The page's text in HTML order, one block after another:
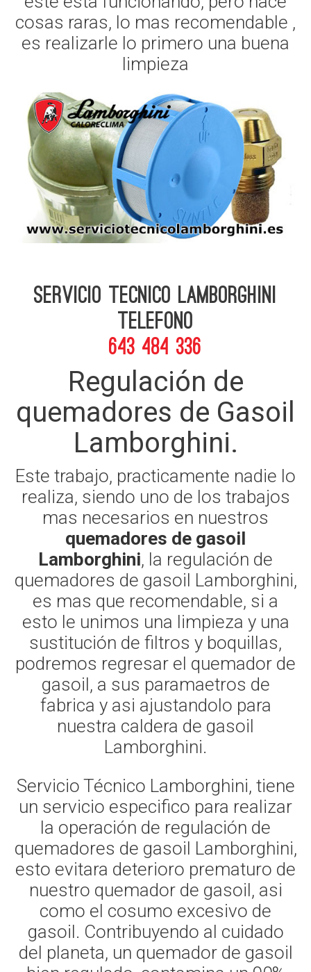
cosas raras, lo mas recomendable ,
es realizarle lo primero una buena
limpieza
Servicio Tecnico Lamborghini
telefono
643 484 336
Regulación de
quemadores de Gasoil
Lamborghini.
Este trabajo, practicamente nadie lo
realiza, siendo uno de los trabajos
mas necesarios en nuestros
quemadores de gasoil
Lamborghini, la regulación de
quemadores de gasoil Lamborghini,
es mas que recomendable, si a
esto le unimos una limpieza y una
sustitución de filtros y boquillas,
podremos regresar el quemador de
gasoil, a sus paramaetros de
fabrica y asi ajustandolo para
nuestra caldera de gasoil
Lamborghini.
Servicio Técnico Lamborghini, tiene
un servicio especifico para realizar
la operación de regulación de
quemadores de gasoil Lamborghini,
esto evitara deterioro prematuro de
nuestro quemador de gasoil, asi
como el cosumo excesivo de
gasoil. Contribuyendo al cuidado
del planeta, un quemador de gasoil